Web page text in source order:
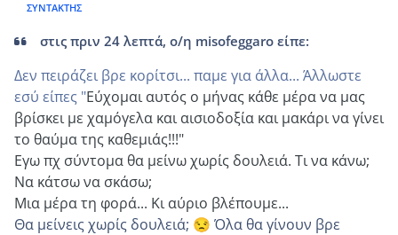
ΣΥΝΤΆΚΤΗΣ
στις πριν 24 λεπτά, ο/η misofeggaro είπε:
Δεν πειράζει βρε κορίτσι... παμε για άλλα... Άλλωστε
εσύ είπες "Εύχομαι αυτός ο μήνας κάθε μέρα να μας
βρίσκει με χαμόγελα και αισιοδοξία και μακάρι να γίνει
το θαύμα της καθεμιάς!!!"
Εγω πχ σύντομα θα μείνω χωρίς δουλειά. Τι να κάνω;
Να κάτσω να σκάσω;
Μια μέρα τη φορά... Κι αύριο βλέπουμε...
Θα μείνεις χωρίς δουλειά; 😒 Όλα θα γίνουν βρε